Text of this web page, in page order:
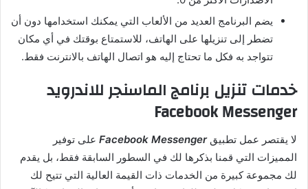
يضم البرنامج العديد من الألعاب التي يمكنك استخدامها دون أن
تضطر إلى تنزيلها على الهاتف، للاستمتاع بوقتك في أي مكان
تتواجد به فكل ما تحتاج إليه هو اتصال الهاتف بالانترنت فقط.
خدمات تنزيل برنامج الماسنجر للاندرويد
Facebook Messenger
لا يقتصر عمل تطبيقFacebook Messenger على توفير
المميزات التي قمنا بذكرها لك في السطور السابقة فقط، بل يقدم
لك مجموعة كبيرة من الخدمات ذات القيمة العالية التي تتيح لك